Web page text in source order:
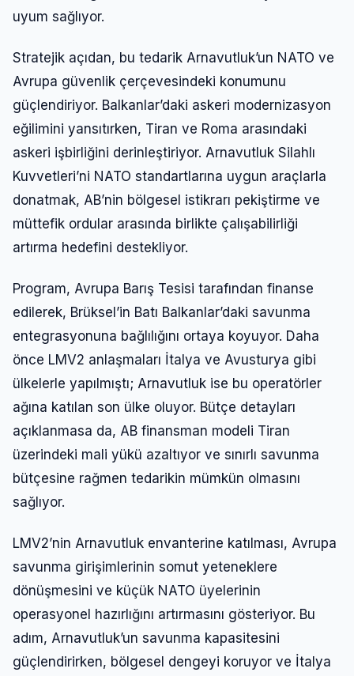
uyum sağlıyor.
Stratejik açıdan, bu tedarik Arnavutluk’un NATO ve
Avrupa güvenlik çerçevesindeki konumunu
güçlendiriyor. Balkanlar’daki askeri modernizasyon
eğilimini yansıtırken, Tiran ve Roma arasındaki
askeri işbirliğini derinleştiriyor. Arnavutluk Silahlı
Kuvvetleri’ni NATO standartlarına uygun araçlarla
donatmak, AB’nin bölgesel istikrarı pekiştirme ve
müttefik ordular arasında birlikte çalışabilirliği
artırma hedefini destekliyor.
Program, Avrupa Barış Tesisi tarafından finanse
edilerek, Brüksel’in Batı Balkanlar’daki savunma
entegrasyonuna bağlılığını ortaya koyuyor. Daha
önce LMV2 anlaşmaları İtalya ve Avusturya gibi
ülkelerle yapılmıştı; Arnavutluk ise bu operatörler
ağına katılan son ülke oluyor. Bütçe detayları
açıklanmasa da, AB finansman modeli Tiran
üzerindeki mali yükü azaltıyor ve sınırlı savunma
bütçesine rağmen tedarikin mümkün olmasını
sağlıyor.
LMV2’nin Arnavutluk envanterine katılması, Avrupa
savunma girişimlerinin somut yeteneklere
dönüşmesini ve küçük NATO üyelerinin
operasyonel hazırlığını artırmasını gösteriyor. Bu
adım, Arnavutluk’un savunma kapasitesini
güçlendirirken, bölgesel dengeyi koruyor ve İtalya